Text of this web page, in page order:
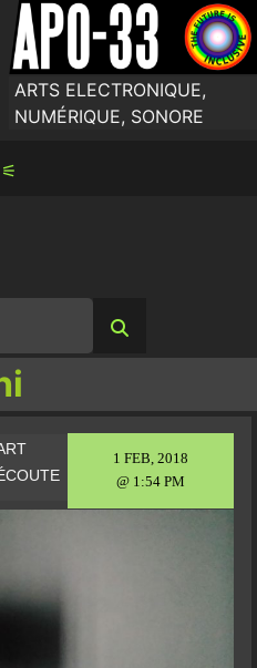
ARTS ELECTRONIQUE,
NUMÉRIQUE, SONORE
⚟
for:
1 FEB, 2018
@ 1:54 PM